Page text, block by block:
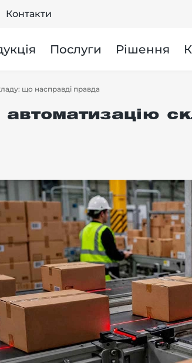
Контакти
Послуги Рішення
що насправді правда